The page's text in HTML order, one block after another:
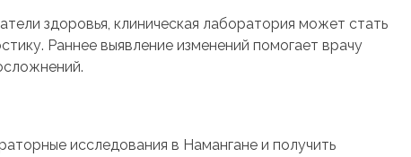
здоровья, клиническая лаборатория может стать
Раннее выявление изменений помогает врачу
исследования в Намангане и получить